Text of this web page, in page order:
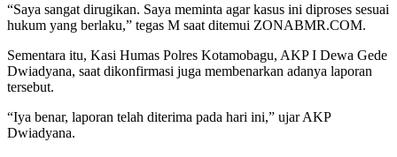
“Saya sangat dirugikan. Saya meminta agar kasus ini diproses sesuai
hukum yang berlaku,” tegas M saat ditemui ZONABMR.COM.
Sementara itu, Kasi Humas Polres Kotamobagu, AKP I Dewa Gede
Dwiadyana, saat dikonfirmasi juga membenarkan adanya laporan
tersebut.
“Iya benar, laporan telah diterima pada hari ini,” ujar AKP
Dwiadyana.